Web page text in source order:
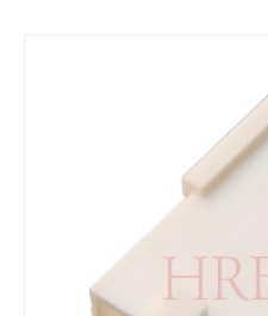
P42474 Buchsengehäusestecker